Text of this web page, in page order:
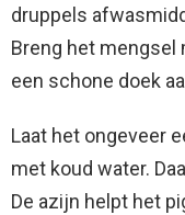
druppels
Breng het mengsel
een schone doek
Laat het ongeveer
met koud water.
De azijn helpt het